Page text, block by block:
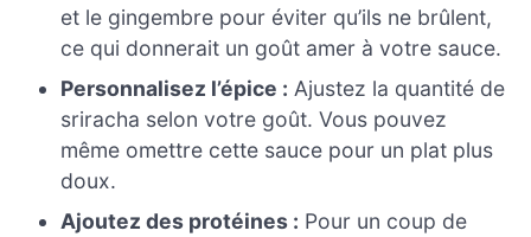
et le gingembre pour éviter qu’ils ne brûlent,
ce qui donnerait un goût amer à votre sauce.
Personnalisez l’épice : Ajustez la quantité de
sriracha selon votre goût. Vous pouvez
même omettre cette sauce pour un plat plus
doux.
Ajoutez des protéines : Pour un coup de